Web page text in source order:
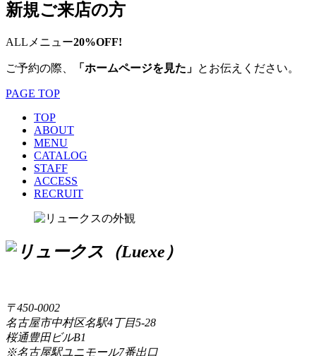
新規ご来店の方
ALLメニュー20%OFF!
ご予約の際、 「ホームページを見た」 とお伝えください。
PAGE TOP
TOP
ABOUT
MENU
CATALOG
STAFF
ACCESS
RECRUIT
〒450-0002
名古屋市中村区名駅4丁目5-28
桜通豊田ビルB1
※名古屋駅ユニモール7番出口